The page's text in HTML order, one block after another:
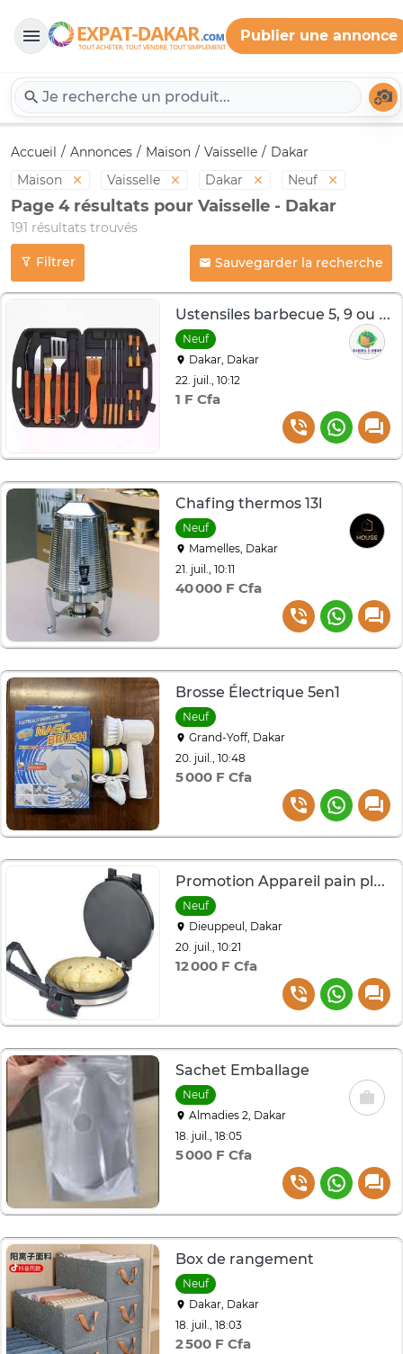
Expat-Dakar
Publier une annonce
Accueil Annonces Maison Vaisselle
Dakar
Maison
Vaisselle Dakar Neuf
Page 4 résultats pour Vaisselle - Dakar
191 résultats trouvés
Filtrer Sauvegarder la recherche
Ustensiles barbecue 5, 9 ou 19 pièces
Neuf
Dakar, Dakar
22. juil., 10:12
1 F Cfa
Chafing thermos 13l
Neuf
Mamelles, Dakar
21. juil., 10:11
40 000 F Cfa
Brosse Électrique 5en1
Neuf
Grand-Yoff, Dakar
20. juil., 10:48
5 000 F Cfa
Promotion Appareil pain plat électrique noir antiadhésif
Neuf
Dieuppeul, Dakar
20. juil., 10:21
12 000 F Cfa
Sachet Emballage
Neuf
Almadies 2, Dakar
18. juil., 18:05
5 000 F Cfa
Box de rangement
Neuf
Dakar, Dakar
18. juil., 18:03
2 500 F Cfa